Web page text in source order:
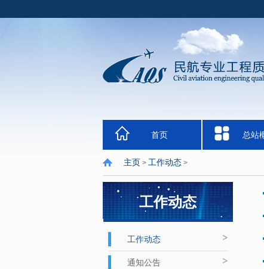
首页 总站
主页 > 工作动态 >
工作动态
工作动态
通知公告